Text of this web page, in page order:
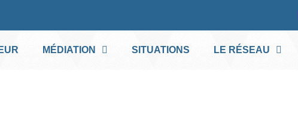
MÉDIATION SITUATIONS LE RÉSEAU